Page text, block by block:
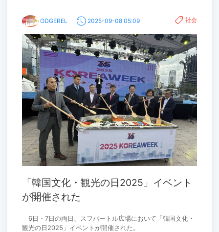
ODGEREL 2025-09-08 05:09 社会
「韓国文化・観光の日2025」イベント
が開催された
6日・7日の両日、スフバートル広場において「韓国文化・
観光の日2025」イベントが開催された。